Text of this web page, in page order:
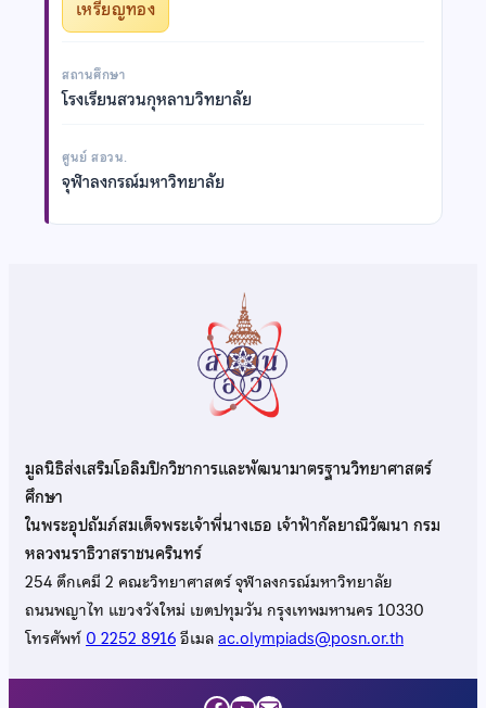
เหรียญทอง
สถานศึกษา
โรงเรียนสวนกุหลาบวิทยาลัย
ศูนย์ สอวน.
จุฬาลงกรณ์มหาวิทยาลัย
มูลนิธิส่งเสริมโอลิมปิกวิชาการและพัฒนามาตรฐานวิทยาศาสตร์
ศึกษา
ในพระอุปถัมภ์สมเด็จพระเจ้าพี่นางเธอ เจ้าฟ้ากัลยาณิวัฒนา กรม
หลวงนราธิวาสราชนครินทร์
254 ตึกเคมี 2 คณะวิทยาศาสตร์ จุฬาลงกรณ์มหาวิทยาลัย
ถนนพญาไท แขวงวังใหม่ เขตปทุมวัน กรุงเทพมหานคร 10330
โทรศัพท์0 2252 8916อีเมลac.olympiads@posn.or.th